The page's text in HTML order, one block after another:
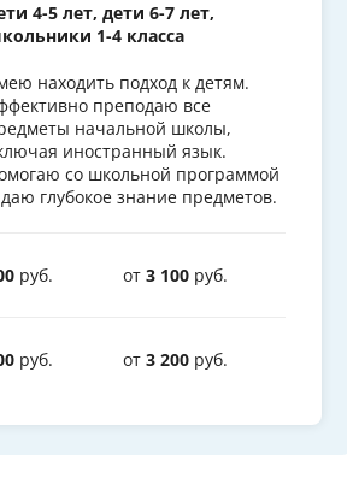
4-5 лет, дети 6-7 лет,
1-4 класса
находить подход к детям.
преподаю все
начальной школы,
иностранный язык.
со школьной программой
глубокое знание предметов.
руб. от 3 100 руб.
руб. от 3 200 руб.